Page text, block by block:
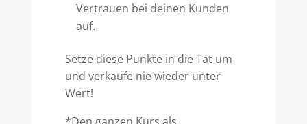
Vertrauen bei deinen Kunden
auf.
Setze diese Punkte in die Tat um
und verkaufe nie wieder unter
Wert!